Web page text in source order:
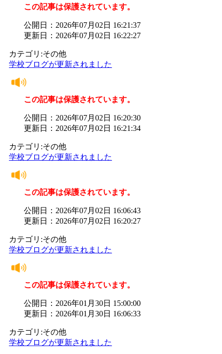
この記事は保護されています。
公開日：2026年07月02日 16:21:37
更新日：2026年07月02日 16:22:27
カテゴリ:その他
学校ブログが更新されました
この記事は保護されています。
公開日：2026年07月02日 16:20:30
更新日：2026年07月02日 16:21:34
カテゴリ:その他
学校ブログが更新されました
この記事は保護されています。
公開日：2026年07月02日 16:06:43
更新日：2026年07月02日 16:20:27
カテゴリ:その他
学校ブログが更新されました
この記事は保護されています。
公開日：2026年01月30日 15:00:00
更新日：2026年01月30日 16:06:33
カテゴリ:その他
学校ブログが更新されました